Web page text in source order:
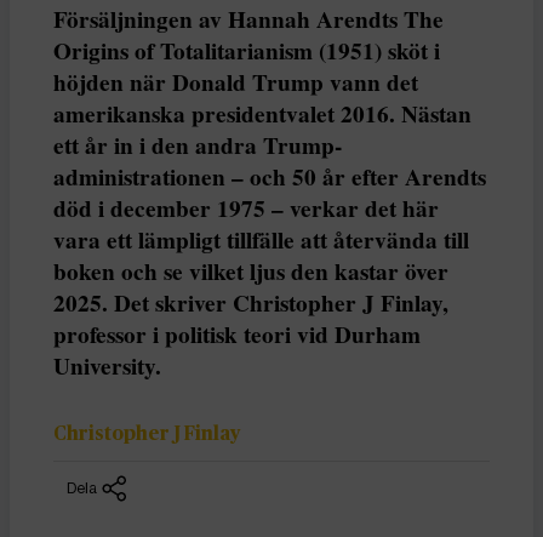
Försäljningen av Hannah Arendts The
Origins of Totalitarianism (1951) sköt i
höjden när Donald Trump vann det
amerikanska presidentvalet 2016. Nästan
ett år in i den andra Trump-
administrationen – och 50 år efter Arendts
död i december 1975 – verkar det här
vara ett lämpligt tillfälle att återvända till
boken och se vilket ljus den kastar över
2025. Det skriver Christopher J Finlay,
professor i politisk teori vid Durham
University.
Christopher J Finlay
Dela